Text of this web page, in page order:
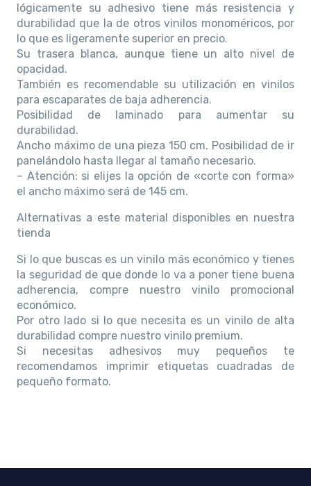
lógicamente su adhesivo tiene más resistencia y
durabilidad que la de otros vinilos monoméricos, por
lo que es ligeramente superior en precio.
Su trasera blanca, aunque tiene un alto nivel de
opacidad.
También es recomendable su utilización en vinilos
para escaparates de baja adherencia.
Posibilidad de laminado para aumentar su
durabilidad.
Ancho máximo de una pieza 150 cm. Posibilidad de ir
panelándolo hasta llegar al tamaño necesario.
– Atención: si elijes la opción de «corte con forma»
el ancho máximo será de 145 cm.
Alternativas a este material disponibles en nuestra
tienda
Si lo que buscas es un vinilo más económico y tienes
la seguridad de que donde lo va a poner tiene buena
adherencia, compre nuestro vinilo promocional
económico.
Por otro lado si lo que necesita es un vinilo de alta
durabilidad compre nuestro vinilo premium.
Si necesitas adhesivos muy pequeños te
recomendamos imprimir etiquetas cuadradas de
pequeño formato.